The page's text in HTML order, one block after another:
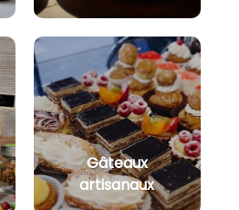
Gâteaux
artisanaux